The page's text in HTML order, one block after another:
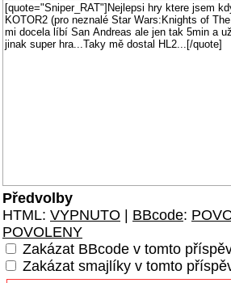
Předvolby
HTML: VYPNUTO BBcode:
POVOLENY
Zakázat BBcode v tomto
Zakázat smajlíky v tomto